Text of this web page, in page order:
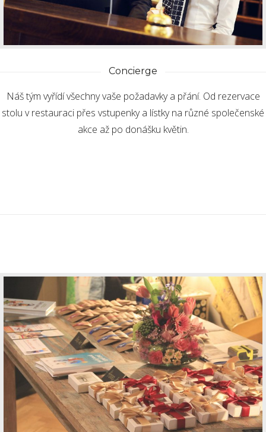
Concierge
Náš tým vyřídí všechny vaše požadavky a přání. Od rezervace
stolu v restauraci přes vstupenky a lístky na různé společenské
akce až po donášku květin.